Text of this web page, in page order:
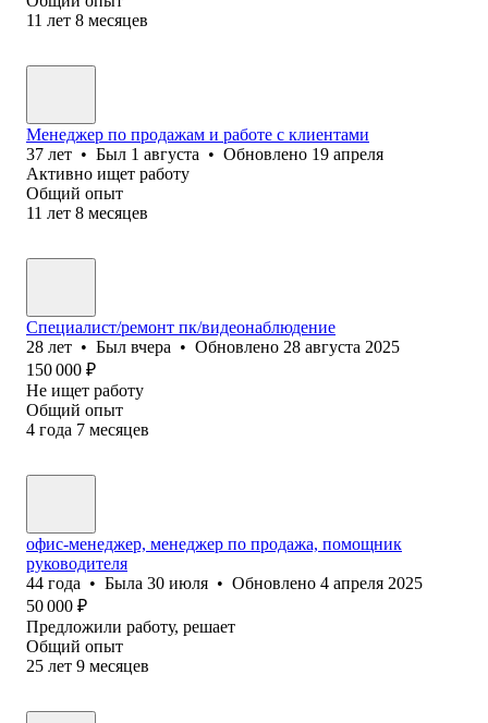
11 лет 8 месяцев
Менеджер по продажам и работе с клиентами
37 лет • Был 1 августа • Обновлено 19 апреля
Активно ищет работу
Общий опыт
11 лет 8 месяцев
Специалист/ремонт пк/видеонаблюдение
28 лет • Был вчера • Обновлено 28 августа 2025
150 000 ₽
Не ищет работу
Общий опыт
4 года 7 месяцев
офис-менеджер, менеджер по продажа, помощник
руководителя
44 года • Была 30 июля • Обновлено 4 апреля 2025
50 000 ₽
Предложили работу, решает
Общий опыт
25 лет 9 месяцев